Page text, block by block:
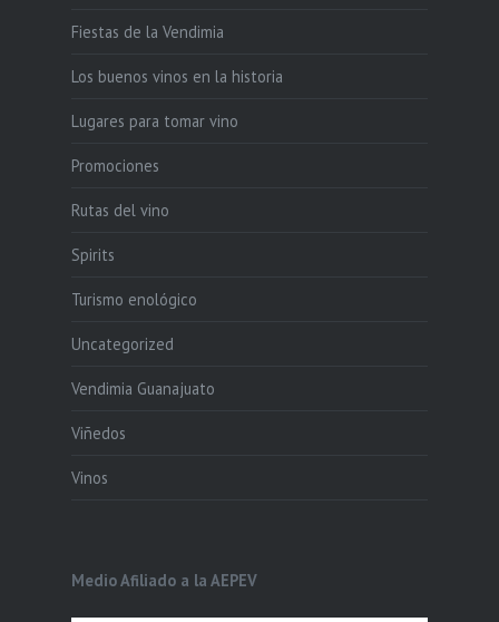
Fiestas de la Vendimia
Los buenos vinos en la historia
Lugares para tomar vino
Promociones
Rutas del vino
Spirits
Turismo enológico
Uncategorized
Vendimia Guanajuato
Viñedos
Vinos
Medio Afiliado a la AEPEV